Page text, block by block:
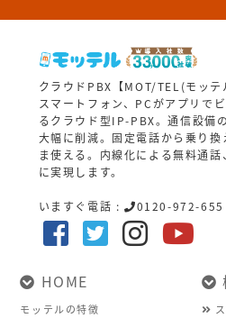
クラウドPBX【MOT/TEL(モッテ
スマートフォン、PCがアプリで
るクラウド型IP-PBX。通信設備
大幅に削減。固定電話から乗り
ま使える。内線化による無料通
に実現します。
いますぐ電話 : 0120-972-655
HOME
モッテルの特徴